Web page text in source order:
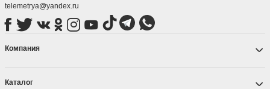
telemetrya@yandex.ru
Компания
Каталог